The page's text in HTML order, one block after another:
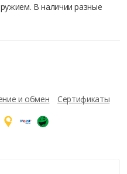
В наличии разные
и обмен
Сертификаты